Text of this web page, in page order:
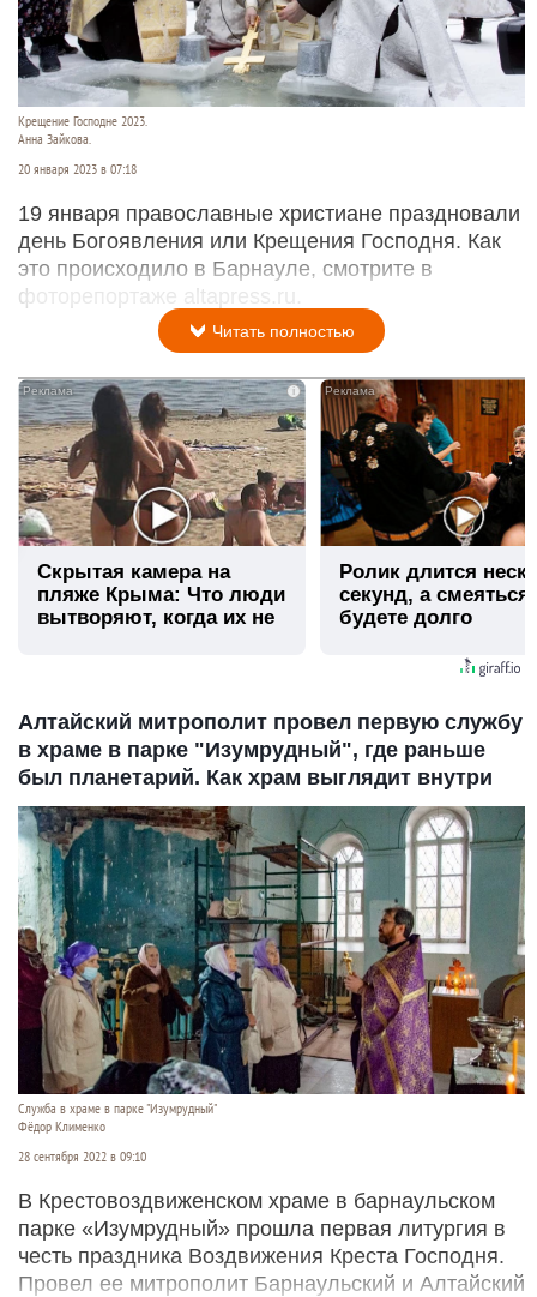
Крещение Господне 2023.
Анна Зайкова.
20 января 2023 в 07:18
19 января православные христиане праздновали
день Богоявления или Крещения Господня. Как
это происходило в Барнауле, смотрите в
фоторепортаже altapress.ru.
Читать полностью
i
Скрытая камера на
пляже Крыма: Что люди
вытворяют, когда их не
Ролик длится
секунд, а
будете долго
Алтайский митрополит провел первую службу
в храме в парке "Изумрудный", где раньше
был планетарий. Как храм выглядит внутри
Служба в храме в парке "Изумрудный"
Фёдор Клименко
28 сентября 2022 в 09:10
В Крестовоздвиженском храме в барнаульском
парке «Изумрудный» прошла первая литургия в
честь праздника Воздвижения Креста Господня.
Провел ее митрополит Барнаульский и Алтайский